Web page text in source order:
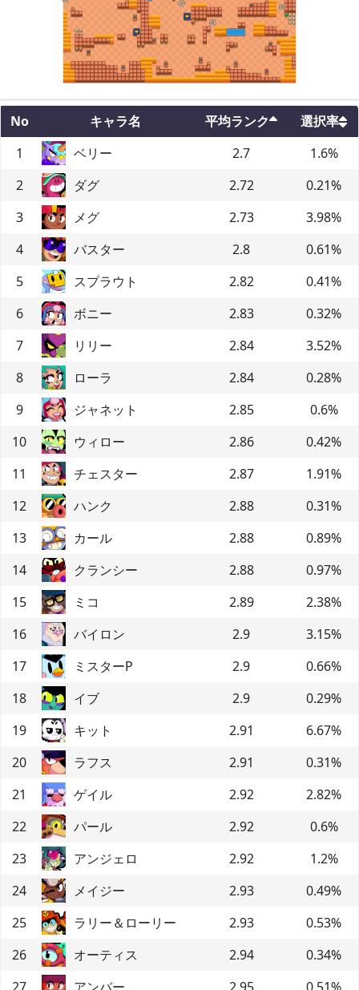
No キャラ名 平均ランク
選択率
1
ベリー 2.7 1.6%
2
ダグ 2.72 0.21%
3
メグ 2.73 3.98%
4
バスター 2.8 0.61%
5
スプラウト 2.82 0.41%
6
ボニー 2.83 0.32%
7
リリー 2.84 3.52%
8
ローラ 2.84 0.28%
9
ジャネット 2.85 0.6%
10
ウィロー 2.86 0.42%
11
チェスター 2.87 1.91%
12
ハンク 2.88 0.31%
13
カール 2.88 0.89%
14
クランシー 2.88 0.97%
15
ミコ 2.89 2.38%
16
バイロン 2.9 3.15%
17
ミスターP 2.9 0.66%
18
イブ 2.9 0.29%
19
キット 2.91 6.67%
20
ラフス 2.91 0.31%
21
ゲイル 2.92 2.82%
22
パール 2.92 0.6%
23
アンジェロ 2.92 1.2%
24
メイジー 2.93 0.49%
25
ラリー＆ローリー 2.93 0.53%
26
オーティス 2.94 0.34%
27
アンバー 2.95 0.51%